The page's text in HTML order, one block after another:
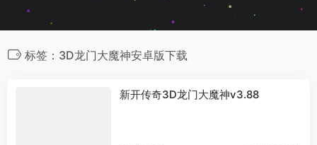
标签：3D龙门大魔神安卓版下载
新开传奇3D龙门大魔神v3.88